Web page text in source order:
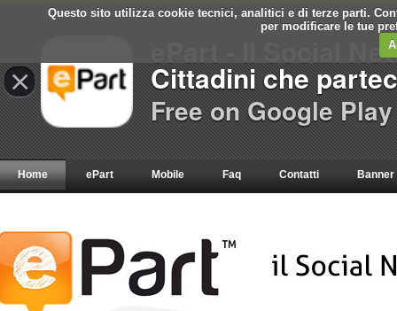
Questo sito utilizza cookie tecnici, analitici e di terze parti.
per modificare le tue
Home ePart Mobile Faq Contatti Banner
×
ePart - Il Social
Cittadini che
Free on Google Play